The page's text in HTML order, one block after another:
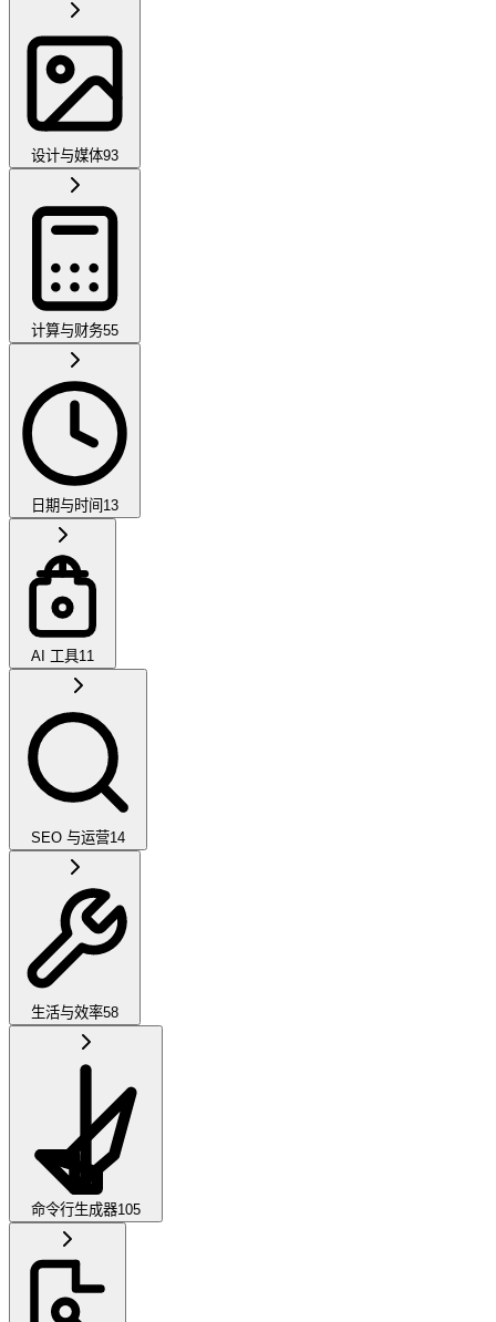
设计与媒体93
计算与财务55
日期与时间 13
AI 工具11
SEO 与运营14
生活与效率58
命令行生成器105